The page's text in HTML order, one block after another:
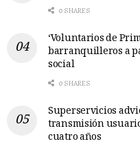
0 SHARES
‘Voluntarios de
barranquilleros a
social
0 SHARES
Superservicios
transmisión
cuatro años